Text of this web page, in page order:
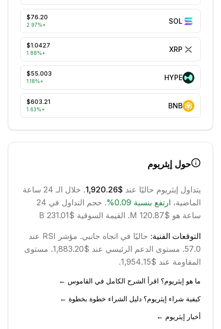
SOL
$76.20
+
2.97%
XRP
$1.0427
+
1.88%
HYPE
$55.003
+
1.18%
BNB
$603.21
+
1.63%
حول إيثريوم
يتداول إيثريوم حاليًا عند $1,920.26
. خلال الـ 24 ساعة
الماضية، ارتفع بنسبة 0.09
%
.
حجم التداول في 24
ساعة هو $120.87 M.
القيمة السوقية $231.01 B
التوقعات الفنية: حاليًا في اتجاه جانبي.
مؤشر RSI عند
57.0. مستوى الدعم الرئيسي عند $1,883.20.
مستوى
المقاومة عند $1,954.15.
ما هو إيثريوم؟ اقرأ الشرح الكامل في القاموس ←
كيفية شراء إيثريوم؟ دليل الشراء خطوة بخطوة ←
أخبار إيثريوم ←